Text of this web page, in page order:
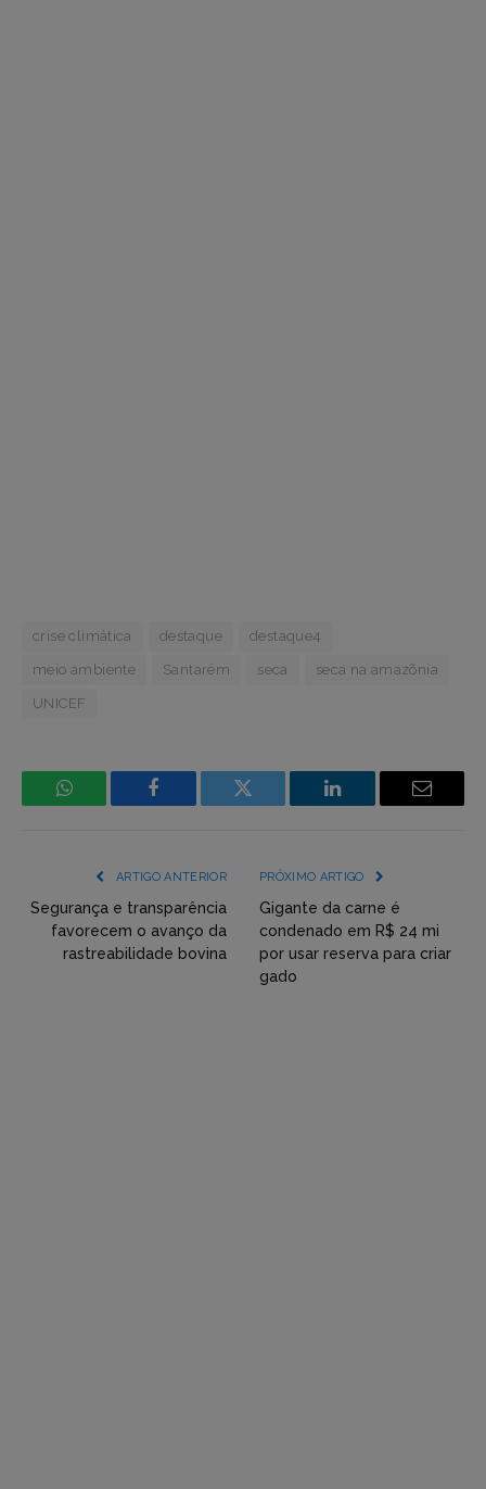
crise climática destaque destaque4
meio ambiente Santarém seca seca na amazõnia
UNICEF
WhatsApp Facebook
Incorpore
(YouTube,
Twitter,
Flickr
etc)
LinkedIn Email
ARTIGO ANTERIOR
Segurança e transparência
favorecem o avanço da
rastreabilidade bovina
PRÓXIMO ARTIGO
Gigante da carne é
condenado em R$ 24 mi
por usar reserva para criar
gado